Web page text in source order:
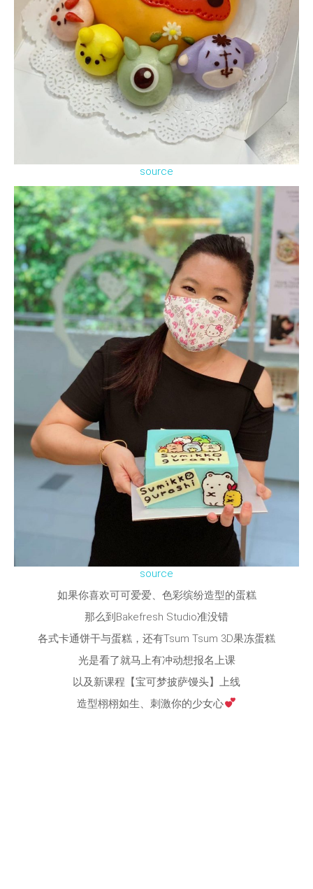
source
source
如果你喜欢可可爱爱、色彩缤纷造型的蛋糕
那么到Bakefresh Studio准没错
各式卡通饼干与蛋糕，还有Tsum Tsum 3D果冻蛋糕
光是看了就马上有冲动想报名上课
以及新课程【宝可梦披萨馒头】上线
造型栩栩如生、刺激你的少女心